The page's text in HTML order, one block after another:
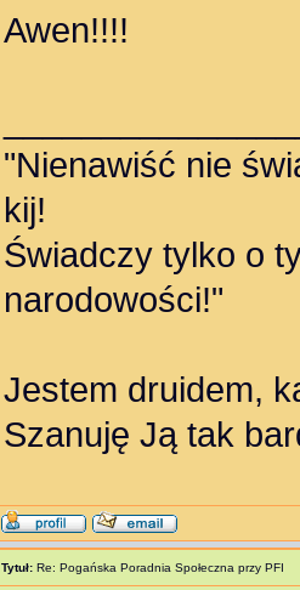
Awen!!!!
"Nienawiść nie
kij!
Świadczy tylko o
narodowości!"
Jestem druidem,
Szanuję Ją tak
Tytuł: Re: Pogańska Poradnia Społeczna przy PFI